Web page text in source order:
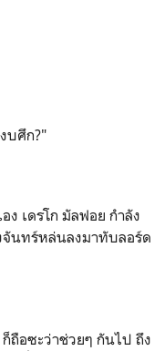
บศึก?"
ง เดรโก มัลฟอย กำลัง
จันทร์หล่นลงมาทับลอร์ด
ถือซะว่าช่วยๆ กันไป ถึง